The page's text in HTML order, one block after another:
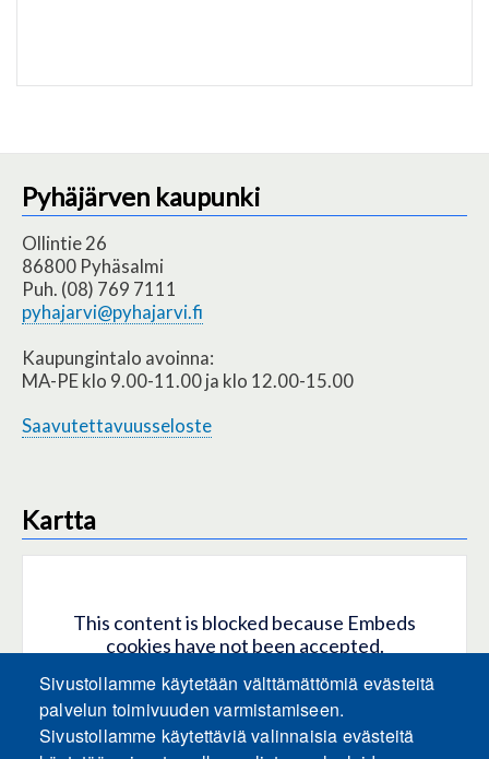
Pyhäjärven kaupunki
Ollintie 26
86800 Pyhäsalmi
Puh. (08) 769 7111
pyhajarvi@pyhajarvi.fi
Kaupungintalo avoinna:
MA-PE klo 9.00-11.00 ja klo 12.00-15.00
Saavutettavuusseloste
Kartta
This content is blocked because Embeds
cookies have not been accepted.
HYVÄKSY KAIKKI EVÄSTEET
Sivustollamme käytetään välttämättömiä evästeitä
palvelun toimivuuden varmistamiseen.
Sivustollamme käytettäviä valinnaisia evästeitä